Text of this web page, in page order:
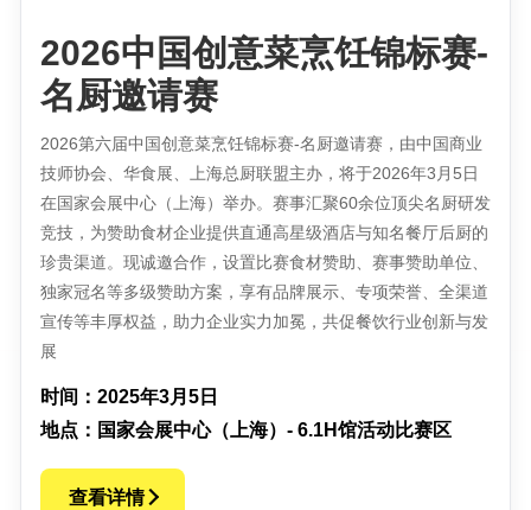
2026中国创意菜烹饪锦标赛-
名厨邀请赛
2026第六届中国创意菜烹饪锦标赛-名厨邀请赛，由中国商业
技师协会、华食展、上海总厨联盟主办，将于2026年3月5日
在国家会展中心（上海）举办。赛事汇聚60余位顶尖名厨研发
竞技，为赞助食材企业提供直通高星级酒店与知名餐厅后厨的
珍贵渠道。现诚邀合作，设置比赛食材赞助、赛事赞助单位、
独家冠名等多级赞助方案，享有品牌展示、专项荣誉、全渠道
宣传等丰厚权益，助力企业实力加冕，共促餐饮行业创新与发
展
时间：2025年3月5日
地点：国家会展中心（上海）- 6.1H馆活动比赛区
查看详情